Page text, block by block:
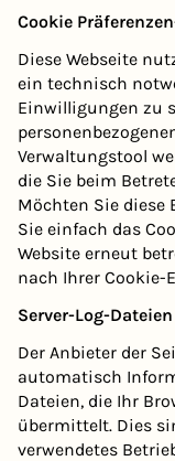
Cookie
Diese Webseite
ein technisch
Einwilligungen zu
Verwaltungstool
die Sie beim
Möchten Sie diese
Sie einfach das
Website erneut
nach Ihrer
Server-Log-Dateien
Der Anbieter der
automatisch
Dateien, die Ihr
übermittelt. Dies
verwendetes